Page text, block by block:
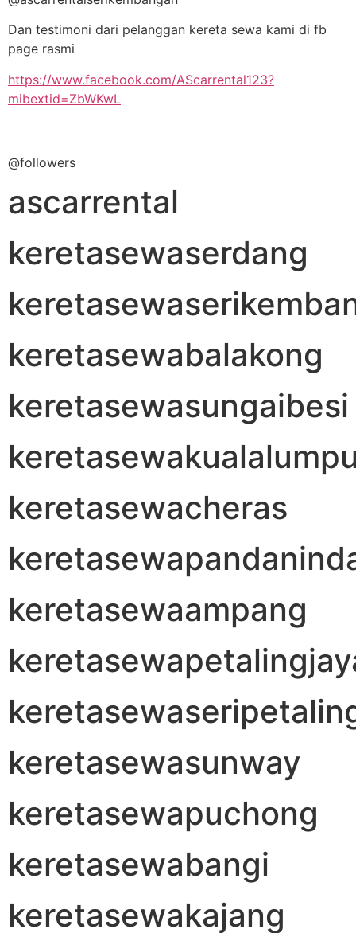
Dan testimoni dari pelanggan kereta sewa kami di fb
page rasmi
https://www.facebook.com/AScarrental123?
mibextid=ZbWKwL
@followers
ascarrental
keretasewaserdang
keretasewabalakong
keretasewasungaibesi
keretasewacheras
keretasewaampang
keretasewasunway
keretasewapuchong
keretasewabangi
keretasewakajang